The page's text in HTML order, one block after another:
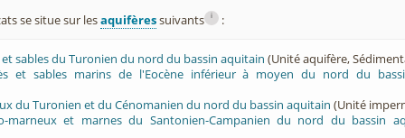
se situe sur lesaquifèressuivants i :
et sables du Turonien du nord du bassin aquitain (Unité aquifère,
et sables marins de l'Eocène inférieur à moyen du nord du
du Turonien et du Cénomanien du nord du bassin aquitain (Unité
marneux et marnes du Santonien-Campanien du nord du bassin